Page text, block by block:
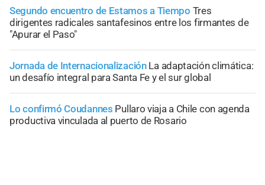
Segundo encuentro de Estamos a Tiempo Tres
dirigentes radicales santafesinos entre los firmantes de
"Apurar el Paso"
Jornada de Internacionalización La adaptación climática:
un desafío integral para Santa Fe y el sur global
Lo confirmó Coudannes Pullaro viaja a Chile con agenda
productiva vinculada al puerto de Rosario